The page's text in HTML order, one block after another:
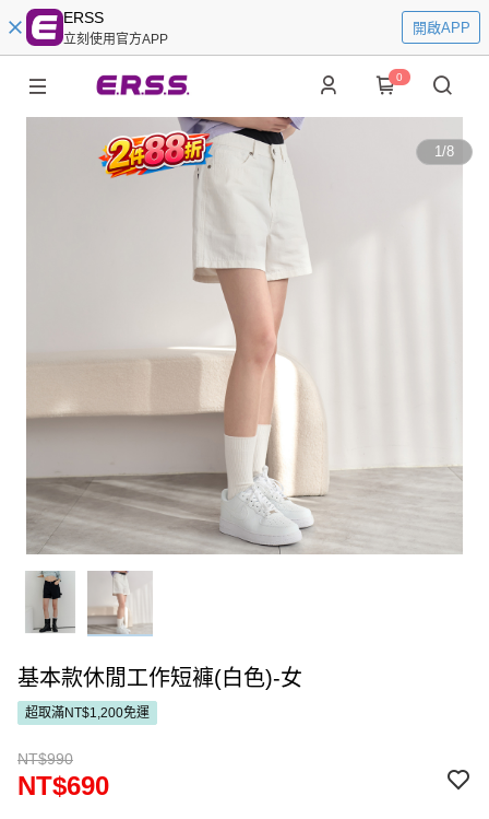
ERSS
立刻使用官方APP
開啟APP
0
1/8
基本款休閒工作短褲(白色)-女
超取滿NT$1,200免運
NT$990
NT$690